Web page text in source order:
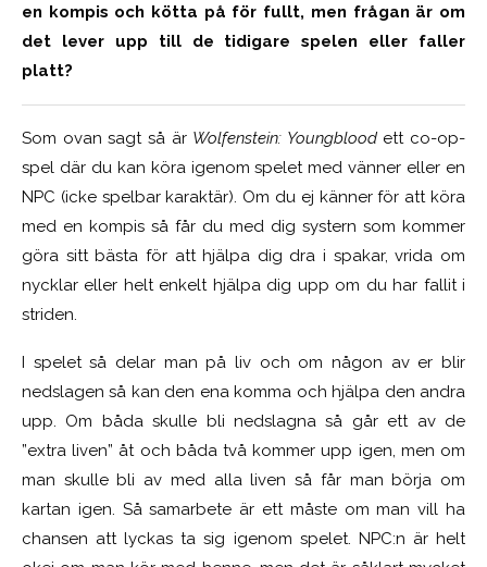
en kompis och kötta på för fullt, men frågan är om
det lever upp till de tidigare spelen eller faller
platt?
Som ovan sagt så är Wolfenstein: Youngbloodett co-op-
spel där du kan köra igenom spelet med vänner eller en
NPC (icke spelbar karaktär). Om du ej känner för att köra
med en kompis så får du med dig systern som kommer
göra sitt bästa för att hjälpa dig dra i spakar, vrida om
nycklar eller helt enkelt hjälpa dig upp om du har fallit i
striden.
I spelet så delar man på liv och om någon av er blir
nedslagen så kan den ena komma och hjälpa den andra
upp. Om båda skulle bli nedslagna så går ett av de
”extra liven” åt och båda två kommer upp igen, men om
man skulle bli av med alla liven så får man börja om
kartan igen. Så samarbete är ett måste om man vill ha
chansen att lyckas ta sig igenom spelet. NPC:n är helt